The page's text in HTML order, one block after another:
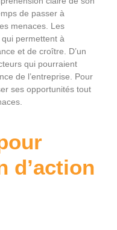
de passer à
menaces. Les
permettent à
et de croître. D’un
qui pourraient
de l’entreprise. Pour
ses opportunités tout
d’action